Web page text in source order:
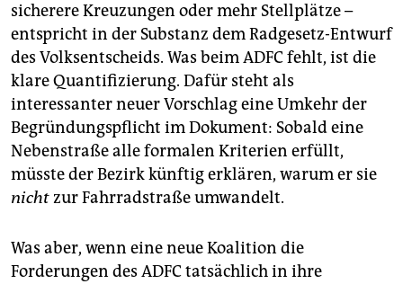
sicherere Kreuzungen oder mehr Stellplätze –
entspricht in der Substanz dem Radgesetz-Entwurf
des Volksentscheids. Was beim ADFC fehlt, ist die
klare Quantifizierung. Dafür steht als
interessanter neuer Vorschlag eine Umkehr der
Begründungspflicht im Dokument: Sobald eine
Nebenstraße alle formalen Kriterien erfüllt,
müsste der Bezirk künftig erklären, warum er sie
nichtzur Fahrradstraße umwandelt.
Was aber, wenn eine neue Koalition die
Forderungen des ADFC tatsächlich in ihre